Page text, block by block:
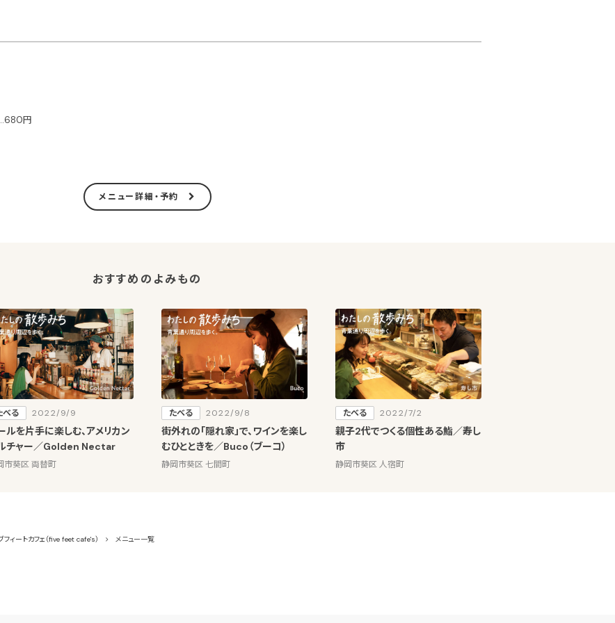
…680円
メニュー詳細・予約
おすすめのよみもの
べる 2022/9/9
ルを片手に楽しむ、アメリカン
チャー／Golden Nectar
市葵区 両替町
たべる 2022/9/8
街外れの「隠れ家」で、ワインを楽し
むひとときを／Buco（ブーコ）
静岡市葵区 七間町
たべる 2022/7/2
親子2代でつくる個性ある鮨／寿し
市
静岡市葵区 人宿町
フィートカフェ（five feet cafe's） メニュー一覧